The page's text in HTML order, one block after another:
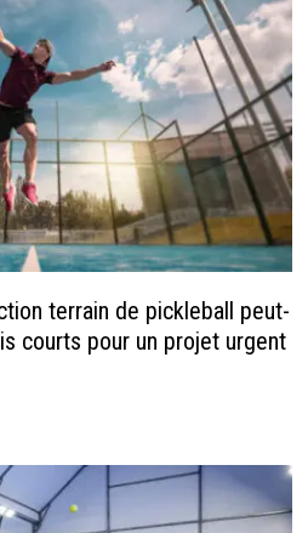
terrain de pickleball peut-
courts pour un projet urgent